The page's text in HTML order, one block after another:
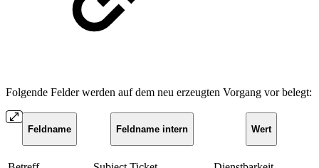
Folgende Felder werden auf dem neu erzeugten Vorgang vor belegt:
Feldname Feldname intern Wert